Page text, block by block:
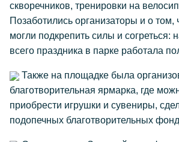
скворечников, тренировки на
Позаботились организаторы и о том,
могли подкрепить силы и согреться:
всего праздника в парке работала
Также на площадке была
благотворительная ярмарка, где
приобрести игрушки и сувениры,
подопечных благотворительных